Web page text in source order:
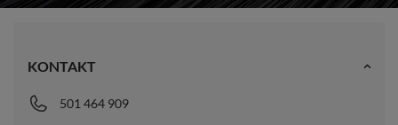
KONTAKT
501 464 909